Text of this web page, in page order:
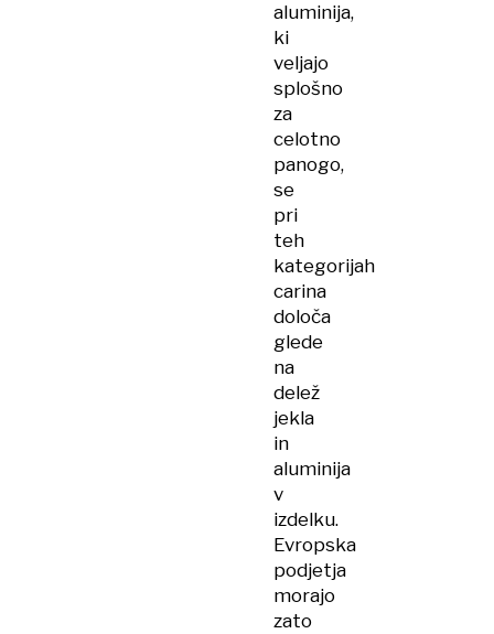
aluminija,
ki
veljajo
splošno
za
celotno
panogo,
se
pri
teh
kategorijah
carina
določa
glede
na
delež
jekla
in
aluminija
v
izdelku.
Evropska
podjetja
morajo
zato